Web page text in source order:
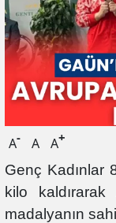
A- A A+
Genç Kadınlar
kilo
madalyanın